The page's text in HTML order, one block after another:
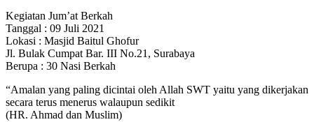
Kegiatan Jum’at Berkah
Tanggal : 09 Juli 2021
Lokasi : Masjid Baitul Ghofur
Jl. Bulak Cumpat Bar. III No.21, Surabaya
Berupa : 30 Nasi Berkah
“Amalan yang paling dicintai oleh Allah SWT yaitu yang dikerjakan
secara terus menerus walaupun sedikit
(HR. Ahmad dan Muslim)⁣